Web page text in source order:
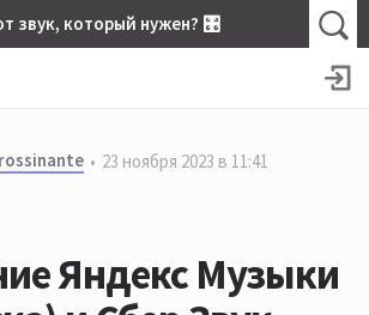
звук, который нужен? 🎛
rossinante
23 ноября 2023 в 11:41
Яндекс Музыки